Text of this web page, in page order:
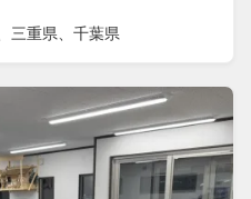
三重県、千葉県